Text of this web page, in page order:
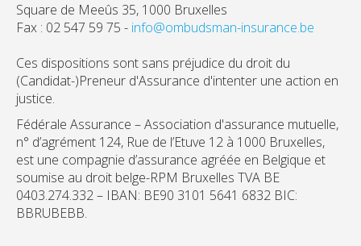
Square de Meeûs 35, 1000 Bruxelles
Fax : 02 547 59 75 - info@ombudsman-insurance.be
Ces dispositions sont sans préjudice du droit du
(Candidat-)Preneur d'Assurance d'intenter une action en
justice.
Fédérale Assurance – Association d'assurance mutuelle,
n° d’agrément 124, Rue de l’Etuve 12 à 1000 Bruxelles,
est une compagnie d’assurance agréée en Belgique et
soumise au droit belge-RPM Bruxelles TVA BE
0403.274.332 – IBAN: BE90 3101 5641 6832 BIC:
BBRUBEBB.